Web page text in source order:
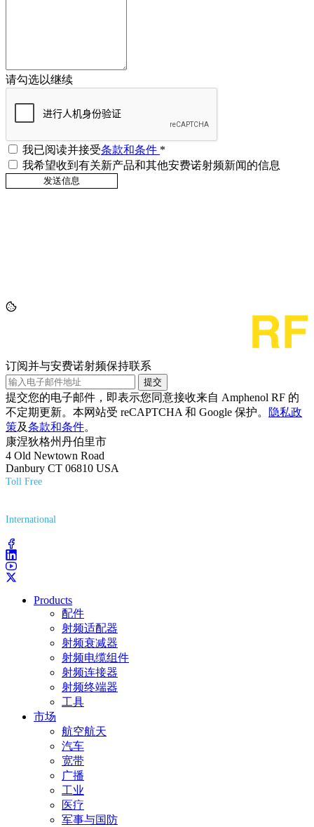
请勾选以继续
我已阅读并接受条款和条件 *
我希望收到有关新产品和其他安费诺射频新闻的信息
订阅并与安费诺射频保持联系
提交
提交您的电子邮件，即表示您同意接收来自 Amphenol RF 的
不定期更新。本网站受 reCAPTCHA 和 Google 保护。
隐私政
策及条款和条件。
康涅狄格州丹伯里市
4 Old Newtown Road
Danbury CT 06810 USA
Toll Free
International
Products
配件
射频适配器
射频衰减器
射频电缆组件
射频连接器
射频终端器
工具
市场
航空航天
汽车
宽带
广播
工业
医疗
军事与国防